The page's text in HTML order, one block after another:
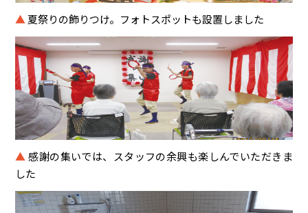
▲ 夏祭りの飾りつけ。フォトスポットも設置しました
▲ 感謝の集いでは、スタッフの余興も楽しんでいただきま
した